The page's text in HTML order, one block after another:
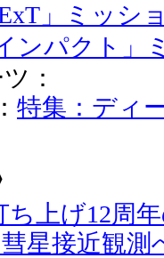
」ミッシ
ンパクト」
：
特集：ディ
ち上げ12周
星接近観測